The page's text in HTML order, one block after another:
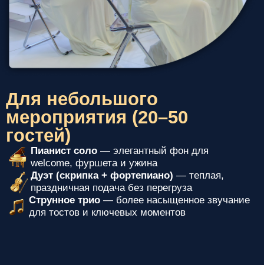
Для небольшого
мероприятия (20–50
гостей)
Дуэт (скрипка + фортепиано)
праздничная подача без перегруза
Струнное трио — более насыщенное звучание
для тостов и ключевых моментов